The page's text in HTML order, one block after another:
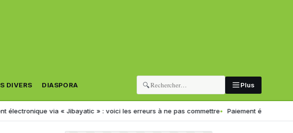
DIVERS DIASPORA 🔍 Plus
via « Jibayatic » : voici les erreurs à ne pas commettre Paiement électronique en